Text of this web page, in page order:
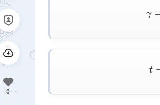
t=
0